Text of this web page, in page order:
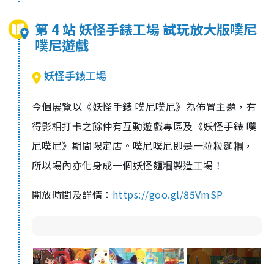
第 4 站 妖怪手錶工場 試玩放大版噗尼
噗尼遊戲
妖怪手錶工場
今個展覽以《妖怪手錶 噗尼噗尼》為佈置主題，有
得影相打卡之餘仲有互動遊戲專區及《妖怪手錶 噗
尼噗尼》期間限定店。噗尼噗尼即是一粒粒麵糰，
所以場內亦化身成一個妖怪麵糰製造工場！
開放時間及詳情： https://goo.gl/85VmSP